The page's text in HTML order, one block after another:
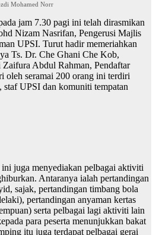
Mohamed Norr
jam 7.30 pagi ini telah dirasmikan
Nizam Nasrifan, Pengerusi Majlis
UPSI. Turut hadir memeriahkan
Ts. Dr. Che Ghani Che Kob,
Abdul Rahman, Pendaftar
oleh seramai 200 orang ini terdiri
staf UPSI dan komuniti tempatan
juga menyediakan pelbagai aktiviti
Antaranya ialah pertandingan
sajak, pertandingan timbang bola
pertandingan anyaman kertas
serta pelbagai lagi aktiviti lain
para peserta menunjukkan bakat
itu juga terdapat pelbagai gerai